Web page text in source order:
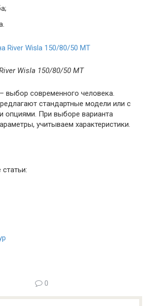
Wisla 150/80/50 МТ
выбор современного человека.
стандартные модели или с
опциями. При выборе варианта
учитываем характеристики.
0